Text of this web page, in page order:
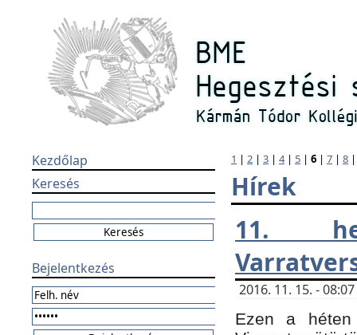
Kezdőlap
Keresés
Bejelentkezés
1 | 2 | 3 | 4| 5 | 6 | 7 | 8
Hírek
11.
2016. 11. 15. -
Ezen a héten